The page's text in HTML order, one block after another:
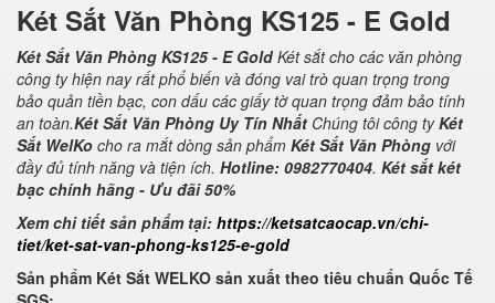
Két Sắt Văn Phòng KS125 - E Gold
Két Sắt Văn Phòng KS125 - E GoldKét sắt cho các văn phòng
công ty hiện nay rất phổ biến và đóng vai trò quan trọng trong
bảo quản tiền bạc, con dấu các giấy tờ quan trọng đảm bảo tính
an toàn.Két Sắt Văn Phòng Uy Tín Nhất Chúng tôi công tyKét
Sắt WelKo cho ra mắt dòng sản phẩm Két Sắt Văn Phòng với
đầy đủ tính năng và tiện ích. Hotline: 0982770404. Két sắt két
bạc chính hãng - Ưu đãi 50%
Xem chi tiết sản phẩm tại: https://ketsatcaocap.vn/chi-
tiet/ket-sat-van-phong-ks125-e-gold
Sản phẩm Két Sắt WELKO sản xuất theo tiêu chuẩn Quốc Tế